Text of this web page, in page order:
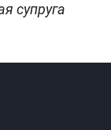
супруга